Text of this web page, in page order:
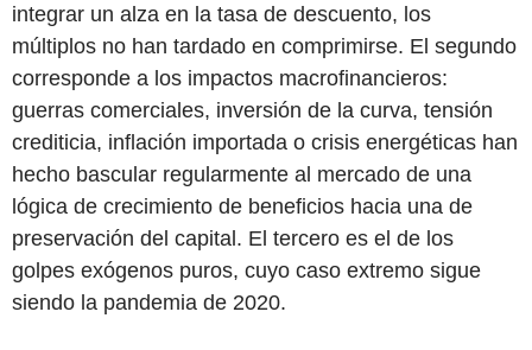
integrar un alza en la tasa de descuento, los
múltiplos no han tardado en comprimirse. El segundo
corresponde a los impactos macrofinancieros:
guerras comerciales, inversión de la curva, tensión
crediticia, inflación importada o crisis energéticas han
hecho bascular regularmente al mercado de una
lógica de crecimiento de beneficios hacia una de
preservación del capital. El tercero es el de los
golpes exógenos puros, cuyo caso extremo sigue
siendo la pandemia de 2020.